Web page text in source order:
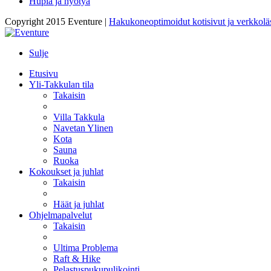
Copyright 2015 Eventure | Hakukoneoptimoidut kotisivut ja
Sulje
Etusivu
Yli-Takkulan tila
Takaisin
Villa Takkula
Navetan Ylinen
Kota
Sauna
Ruoka
Kokoukset ja juhlat
Takaisin
Häät ja juhlat
Ohjelmapalvelut
Takaisin
Ultima Problema
Raft & Hike